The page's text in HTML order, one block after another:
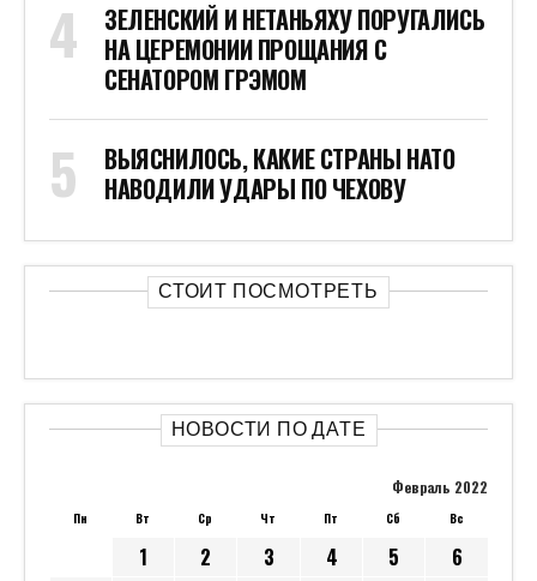
ЗЕЛЕНСКИЙ И НЕТАНЬЯХУ ПОРУГАЛИСЬ
НА ЦЕРЕМОНИИ ПРОЩАНИЯ С
СЕНАТОРОМ ГРЭМОМ
ВЫЯСНИЛОСЬ, КАКИЕ СТРАНЫ НАТО
НАВОДИЛИ УДАРЫ ПО ЧЕХОВУ
СТОИТ ПОСМОТРЕТЬ
НОВОСТИ ПО ДАТЕ
Февраль 2022
Пн Вт Ср Чт Пт Сб Вс
1 2 3 4 5
6